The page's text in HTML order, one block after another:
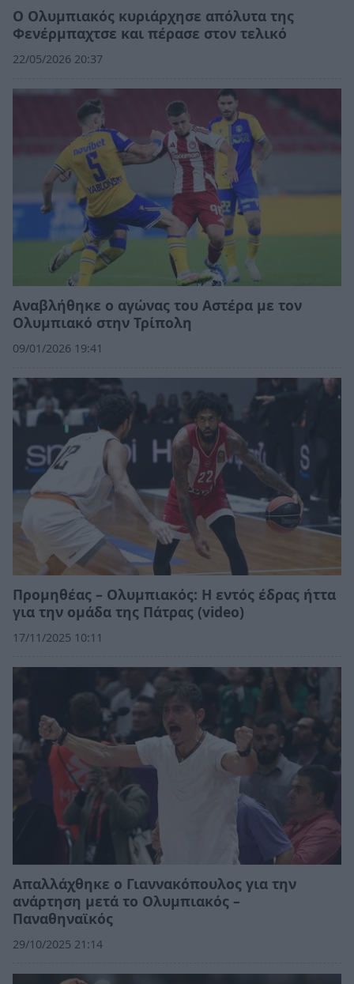
Ο Ολυμπιακός κυριάρχησε απόλυτα της
Φενέρμπαχτσε και πέρασε στον τελικό
22/05/2026 20:37
Αναβλήθηκε ο αγώνας του Αστέρα με τον
Ολυμπιακό στην Τρίπολη
09/01/2026 19:41
Προμηθέας – Ολυμπιακός: Η εντός έδρας ήττα
για την ομάδα της Πάτρας (video)
17/11/2025 10:11
Απαλλάχθηκε ο Γιαννακόπουλος για την
ανάρτηση μετά το Ολυμπιακός –
Παναθηναϊκός
29/10/2025 21:14